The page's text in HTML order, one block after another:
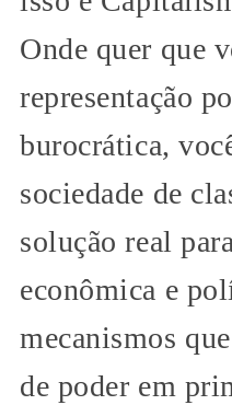
Onde quer que
representação
burocrática,
sociedade de
solução real
econômica e
mecanismos
de poder em